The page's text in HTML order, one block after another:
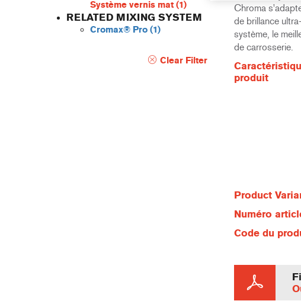
Système vernis mat(1)
RELATED MIXING SYSTEM
Cromax® Pro (1)
Clear Filter
Chroma
de brillance
système, le
de carrosserie.
produit
Product
Numéro
Code du